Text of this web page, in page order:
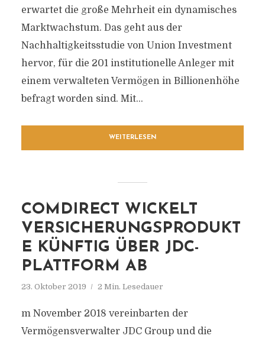
erwartet die große Mehrheit ein dynamisches
Marktwachstum. Das geht aus der
Nachhaltigkeitsstudie von Union Investment
hervor, für die 201 institutionelle Anleger mit
einem verwalteten Vermögen in Billionenhöhe
befragt worden sind. Mit...
WEITERLESEN
COMDIRECT WICKELT
VERSICHERUNGSPRODUKT
E KÜNFTIG ÜBER JDC-
PLATTFORM AB
23. Oktober 2019 2 Min. Lesedauer
m November 2018 vereinbarten der
Vermögensverwalter JDC Group und die